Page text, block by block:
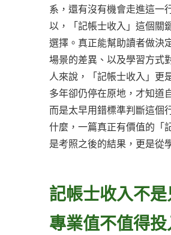
系，還有沒有機會走進這一
以，「記帳士收入」這個關
選擇。真正能幫助讀者做決
場景的差異、以及學習方式
人來說，「記帳士收入」更
多年卻仍停在原地，才知道
而是太早用錯標準判斷這個
什麼，一篇真正有價值的「
是考照之後的結果，更是從
記帳士收入不
專業值不值得